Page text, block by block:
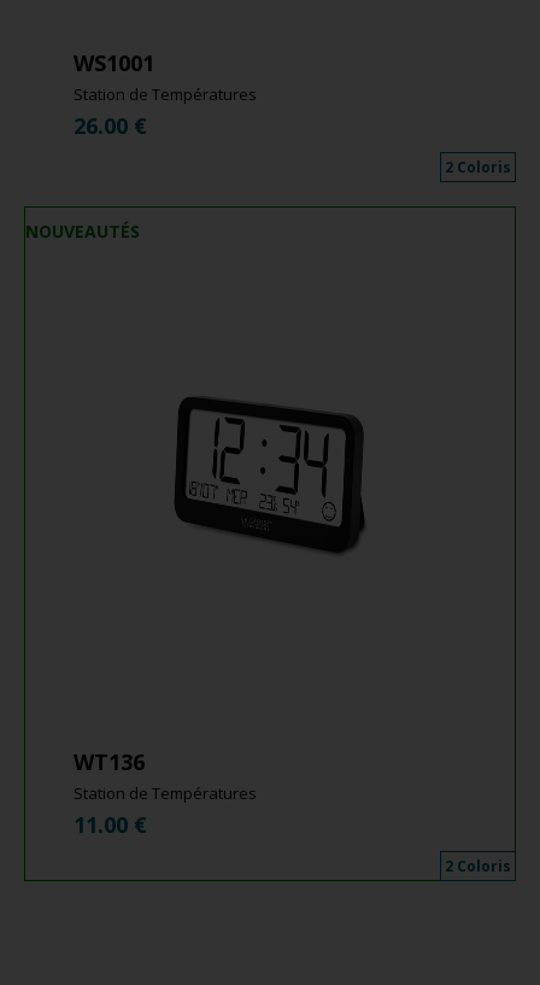
WS1001
Station de Températures
26.00 €
2 Coloris
NOUVEAUTÉS
WT136
Station de Températures
11.00 €
2 Coloris